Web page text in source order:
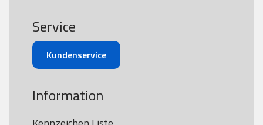
Service
Kundenservice
Information